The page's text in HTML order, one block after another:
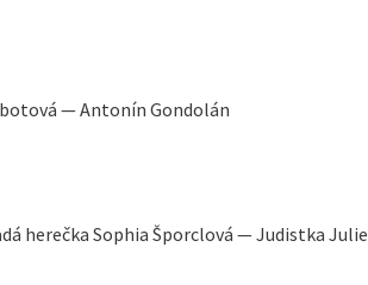
— Antonín Gondolán
herečka Sophia Šporclová — Judistka Julie